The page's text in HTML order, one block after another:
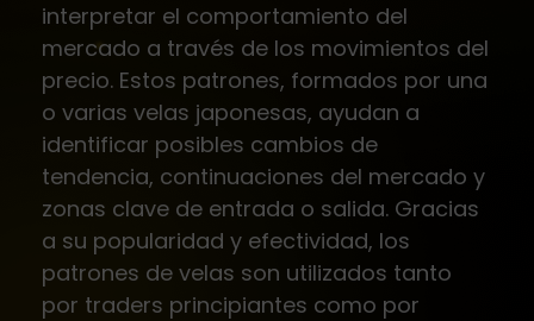
interpretar el comportamiento del
mercado a través de los movimientos del
precio. Estos patrones, formados por una
o varias velas japonesas, ayudan a
identificar posibles cambios de
tendencia, continuaciones del mercado y
zonas clave de entrada o salida. Gracias
a su popularidad y efectividad, los
patrones de velas son utilizados tanto
por traders principiantes como por